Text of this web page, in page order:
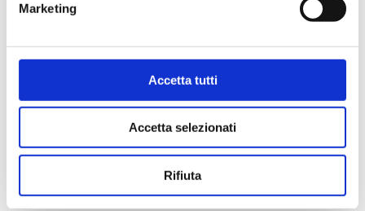
Marketing
Accetta tutti
Accetta selezionati
Rifiuta
Salva il mio nome, email e sito web in questo
browser per la prossima volta che commento.